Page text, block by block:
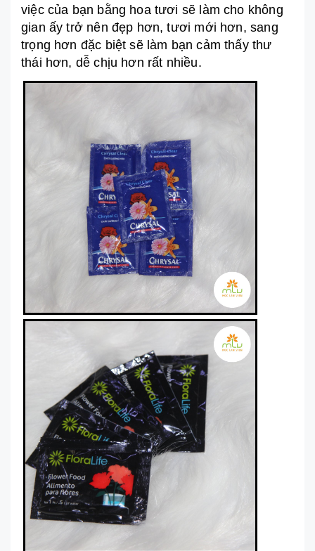
việc của bạn bằng hoa tươi sẽ làm cho không
gian ấy trở nên đẹp hơn, tươi mới hơn, sang
trọng hơn đặc biệt sẽ làm bạn cảm thấy thư
thái hơn, dễ chịu hơn rất nhiều.